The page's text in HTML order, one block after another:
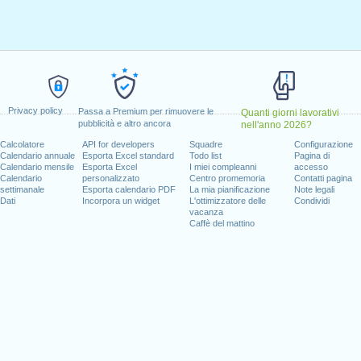
Privacy policy
Passa a Premium per rimuovere le
pubblicità e altro ancora
Quanti giorni lavorativi
nell'anno 2026?
Calcolatore
Calendario annuale
Calendario mensile
Calendario
settimanale
Dati
API for developers
Esporta Excel standard
Esporta Excel
personalizzato
Esporta calendario PDF
Incorpora un widget
Squadre
Todo list
I miei compleanni
Centro promemoria
La mia pianificazione
L'ottimizzatore delle
vacanza
Caffè del mattino
Configurazione
Pagina di
accesso
Contatti pagina
Note legali
Condividi
giugno 20, 2022
2022
24, 2022
dicembre 26, 2022
fine settimana